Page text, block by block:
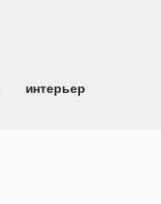
интерьер